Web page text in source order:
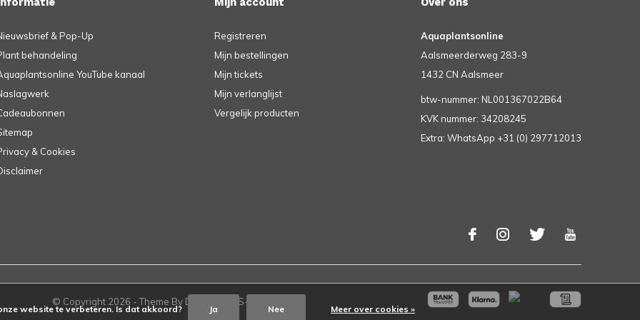
& Pop-Up
behandeling
YouTube kanaal
& Cookies
Registreren
Mijn bestellingen
Mijn tickets
Mijn verlanglijst
Vergelijk producten
Aquaplantsonline
Aalsmeerderweg 283-9
1432 CN Aalsmeer
btw-nummer: NL001367022B64
KVK nummer: 34208245
Extra: WhatsApp +31 (0) 297712013
© Copyright 2026 - Theme By DMWS RSS-feed
website te verbeteren. Is dat akkoord? Ja Nee Meer over cookies »